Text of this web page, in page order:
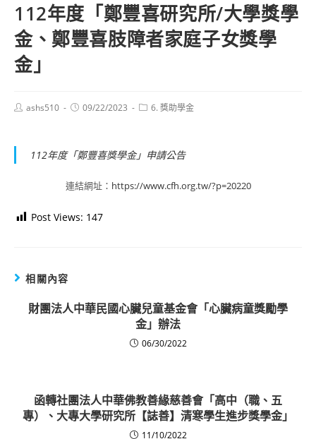
112年度「鄭豐喜研究所/大學獎學
金、鄭豐喜肢障者家庭子女獎學
金」
Postashs510
Post09/22/2023
Post6. 獎助學金
112年度「鄭豐喜獎學金」申請公告
連結網址： https://www.cfh.org.tw/?p=20220
Post Views: 147
相關內容
財團法人中華民國心臟兒童基金會「心臟病童獎勵學
金」辦法
06/30/2022
函轉社團法人中華佛教善緣慈善會「高中（職、五
專）、大專大學研究所【誌善】清寒學生進步獎學金」
11/10/2022